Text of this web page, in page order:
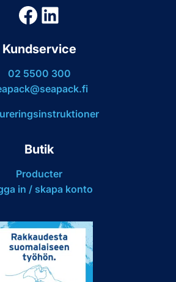
Facebook
LinkedIn
Kundservice
02 5500 300
Butik
Producter
in / skapa konto